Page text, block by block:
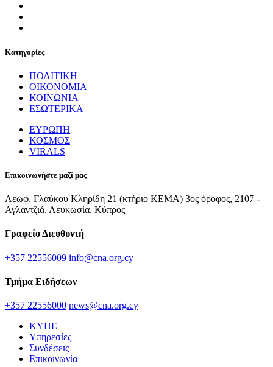
Κατηγορίες
ΠΟΛΙΤΙΚΗ
ΟΙΚΟΝΟΜΙΑ
ΚΟΙΝΩΝΙΑ
ΕΣΩΤΕΡΙΚΑ
ΕΥΡΩΠΗ
ΚΟΣΜΟΣ
VIRALS
Επικοινωνήστε μαζί μας
Λεωφ. Γλαύκου Κληρίδη 21 (κτήριο ΚΕΜΑ) 3ος όροφος, 2107 -
Αγλαντζιά, Λευκωσία, Κύπρος
Γραφείο Διευθυντή
+357 22556009 info@cna.org.cy
Τμήμα Ειδήσεων
+357 22556000 news@cna.org.cy
ΚΥΠΕ
Υπηρεσίες
Συνδέσεις
Επικοινωνία